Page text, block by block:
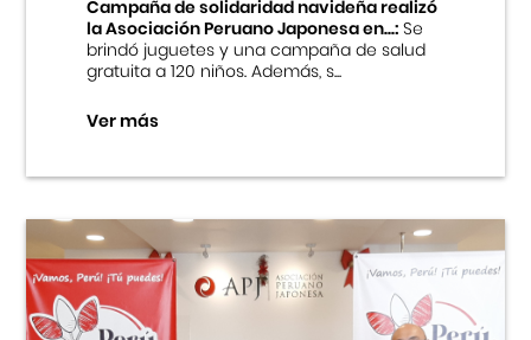
Campaña de solidaridad navideña realizó
la Asociación Peruano Japonesa en...:Se
brindó juguetes y una campaña de salud
gratuita a 120 niños. Además, s...
Ver más